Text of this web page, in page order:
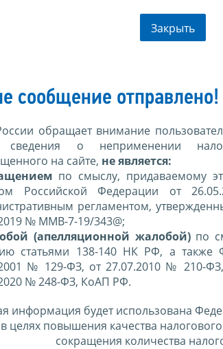
Закрыть
сообщение отправлено!
обращает внимание
сведения о неприменении
на сайте, не является:
по смыслу, придаваемому
Российской Федерации от
регламентом,
№ ММВ-7-19/343@;
(апелляционной жалобой)по
статьями 138-140 НК РФ, а также
№ 129-ФЗ, от 27.07.2010 № 210-
№ 248-ФЗ, КоАП РФ.
информация будет использована
в целях повышения качества
сокращения количества